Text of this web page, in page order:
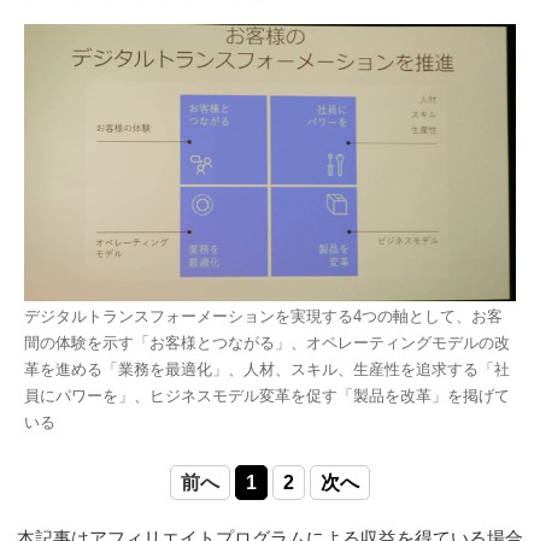
デジタルトランスフォーメーションを実現する4つの軸として、お客
間の体験を示す「お客様とつながる」、オペレーティングモデルの改
革を進める「業務を最適化」、人材、スキル、生産性を追求する「社
員にパワーを」、ヒジネスモデル変革を促す「製品を改革」を掲げて
いる
前へ 1 2 次へ